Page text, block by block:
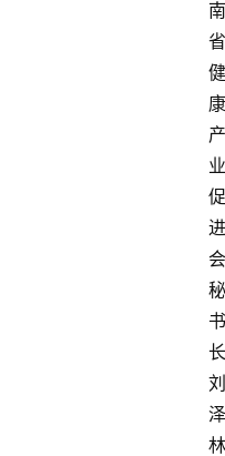
南
省
健
康
产
业
促
进
会
秘
书
长
刘
泽
林